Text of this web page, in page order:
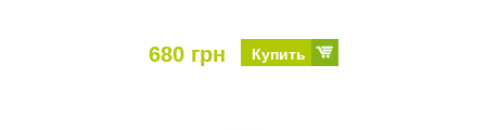
680 грн Купить